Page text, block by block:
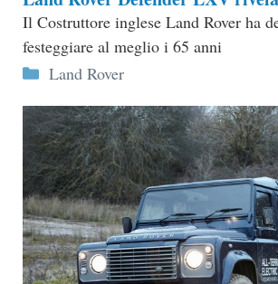
Il Costruttore inglese Land Rover ha
festeggiare al meglio i 65 anni
Categorie
Land Rover